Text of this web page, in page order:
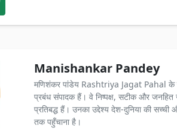
Manishankar Pandey
मणिशंकर पांडेय Rashtriya Jagat Pahal के
प्रबंध संपादक हैं। वे निष्पक्ष, सटीक और जनहित
प्रतिबद्ध हैं। उनका उद्देश्य देश-दुनिया की सच्ची
तक पहुँचाना है।